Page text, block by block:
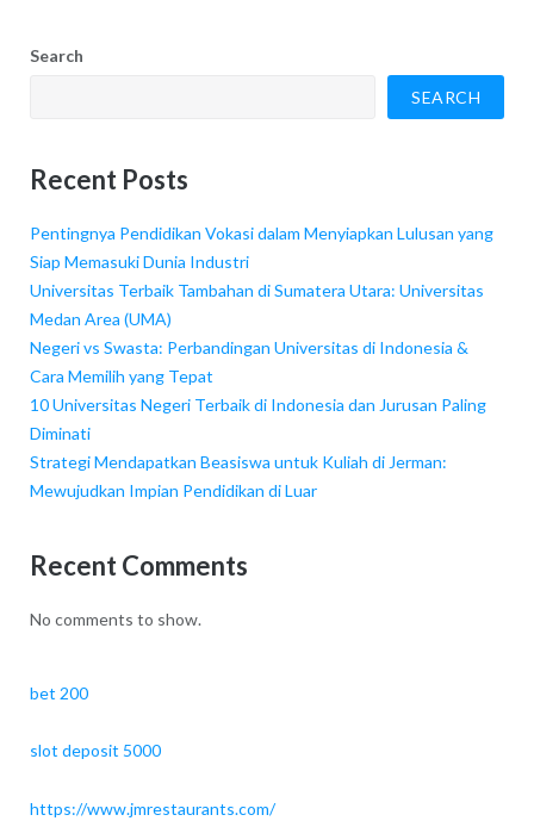
Search
SEARCH
Recent Posts
Pentingnya Pendidikan Vokasi dalam Menyiapkan Lulusan yang
Siap Memasuki Dunia Industri
Universitas Terbaik Tambahan di Sumatera Utara: Universitas
Medan Area (UMA)
Negeri vs Swasta: Perbandingan Universitas di Indonesia &
Cara Memilih yang Tepat
10 Universitas Negeri Terbaik di Indonesia dan Jurusan Paling
Diminati
Strategi Mendapatkan Beasiswa untuk Kuliah di Jerman:
Mewujudkan Impian Pendidikan di Luar
Recent Comments
No comments to show.
bet 200
slot deposit 5000
https://www.jmrestaurants.com/